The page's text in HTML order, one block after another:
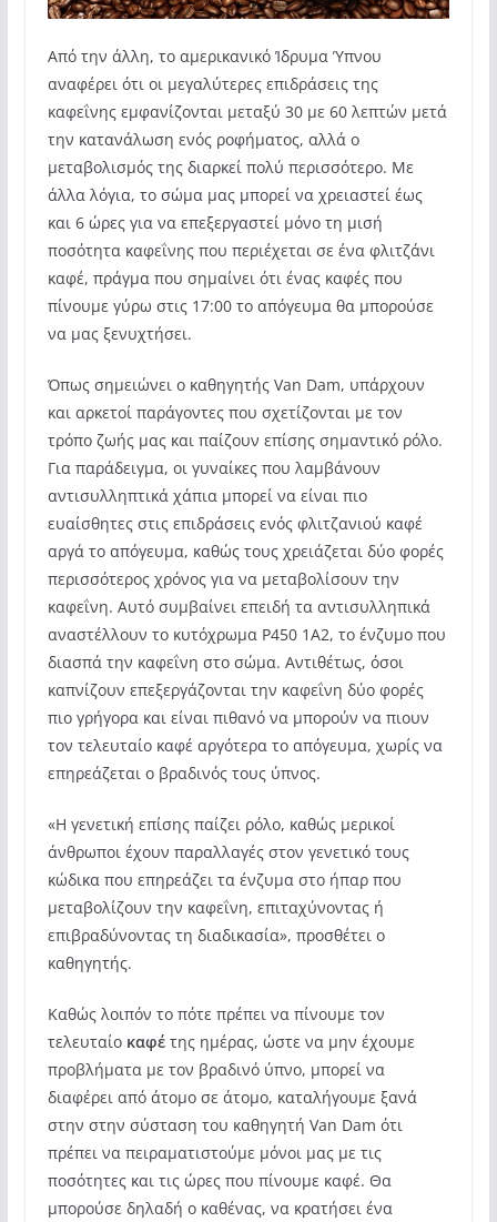
Από την άλλη, το αμερικανικό Ίδρυμα Ύπνου
αναφέρει ότι οι μεγαλύτερες επιδράσεις της
καφεΐνης εμφανίζονται μεταξύ 30 με 60 λεπτών μετά
την κατανάλωση ενός ροφήματος, αλλά ο
μεταβολισμός της διαρκεί πολύ περισσότερο. Με
άλλα λόγια, το σώμα μας μπορεί να χρειαστεί έως
και 6 ώρες για να επεξεργαστεί μόνο τη μισή
ποσότητα καφεΐνης που περιέχεται σε ένα φλιτζάνι
καφέ, πράγμα που σημαίνει ότι ένας καφές που
πίνουμε γύρω στις 17:00 το απόγευμα θα μπορούσε
να μας ξενυχτήσει.
Όπως σημειώνει ο καθηγητής Van Dam, υπάρχουν
και αρκετοί παράγοντες που σχετίζονται με τον
τρόπο ζωής μας και παίζουν επίσης σημαντικό ρόλο.
Για παράδειγμα, οι γυναίκες που λαμβάνουν
αντισυλληπτικά χάπια μπορεί να είναι πιο
ευαίσθητες στις επιδράσεις ενός φλιτζανιού καφέ
αργά το απόγευμα, καθώς τους χρειάζεται δύο φορές
περισσότερος χρόνος για να μεταβολίσουν την
καφεΐνη. Αυτό συμβαίνει επειδή τα αντισυλληπικά
αναστέλλουν το κυτόχρωμα P450 1A2, το ένζυμο που
διασπά την καφεΐνη στο σώμα. Αντιθέτως, όσοι
καπνίζουν επεξεργάζονται την καφεΐνη δύο φορές
πιο γρήγορα και είναι πιθανό να μπορούν να πιουν
τον τελευταίο καφέ αργότερα το απόγευμα, χωρίς να
επηρεάζεται ο βραδινός τους ύπνος.
«Η γενετική επίσης παίζει ρόλο, καθώς μερικοί
άνθρωποι έχουν παραλλαγές στον γενετικό τους
κώδικα που επηρεάζει τα ένζυμα στο ήπαρ που
μεταβολίζουν την καφεΐνη, επιταχύνοντας ή
επιβραδύνοντας τη διαδικασία», προσθέτει ο
καθηγητής.
Καθώς λοιπόν το πότε πρέπει να πίνουμε τον
τελευταίο καφέτης ημέρας, ώστε να μην έχουμε
προβλήματα με τον βραδινό ύπνο, μπορεί να
διαφέρει από άτομο σε άτομο, καταλήγουμε ξανά
στην στην σύσταση του καθηγητή Van Dam ότι
πρέπει να πειραματιστούμε μόνοι μας με τις
ποσότητες και τις ώρες που πίνουμε καφέ. Θα
μπορούσε δηλαδή ο καθένας, να κρατήσει ένα